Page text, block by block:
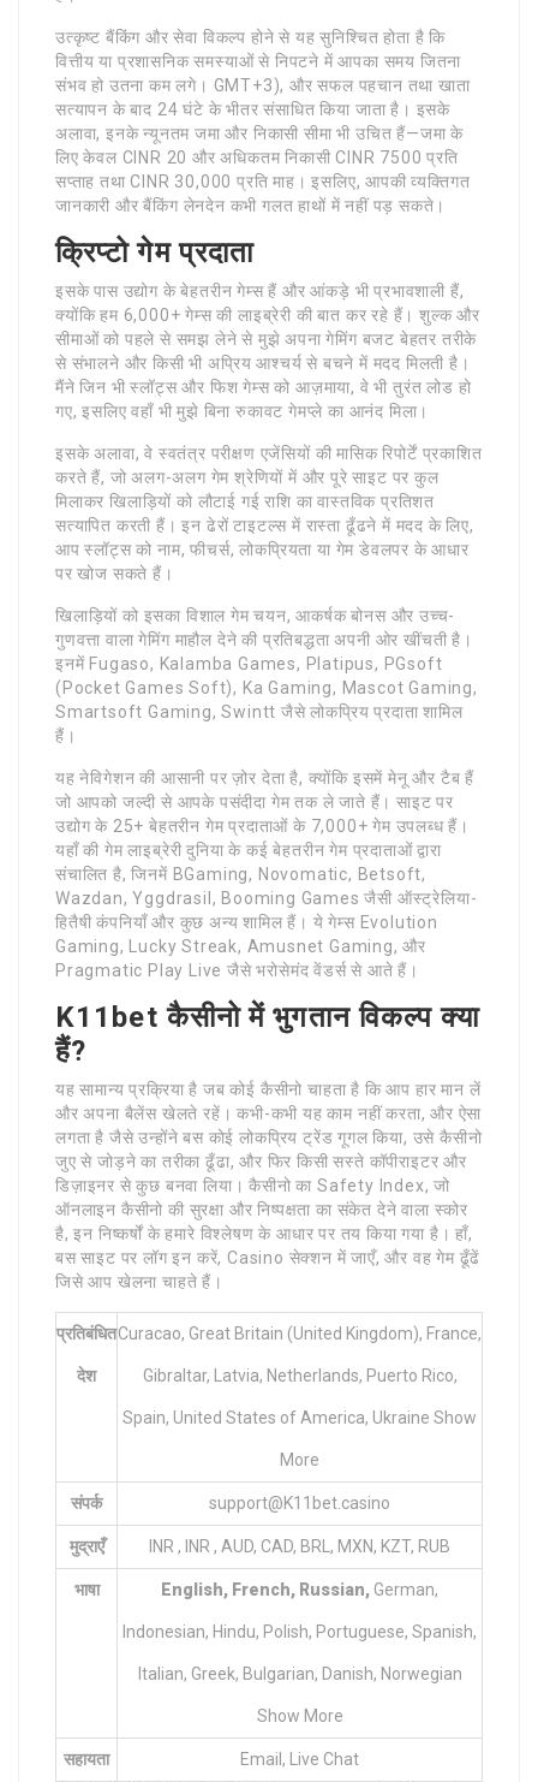
उत्कृष्ट बैंकिंग और सेवा विकल्प होने से यह सुनिश्चित होता है कि
वित्तीय या प्रशासनिक समस्याओं से निपटने में आपका समय जितना
संभव हो उतना कम लगे। GMT+3), और सफल पहचान तथा खाता
सत्यापन के बाद 24 घंटे के भीतर संसाधित किया जाता है। इसके
अलावा, इनके न्यूनतम जमा और निकासी सीमा भी उचित हैं—जमा के
लिए केवल CINR 20 और अधिकतम निकासी CINR 7500 प्रति
सप्ताह तथा CINR 30,000 प्रति माह। इसलिए, आपकी व्यक्तिगत
जानकारी और बैंकिंग लेनदेन कभी गलत हाथों में नहीं पड़ सकते।
क्रिप्टो गेम प्रदाता
इसके पास उद्योग के बेहतरीन गेम्स हैं और आंकड़े भी प्रभावशाली हैं,
क्योंकि हम 6,000+ गेम्स की लाइब्रेरी की बात कर रहे हैं। शुल्क और
सीमाओं को पहले से समझ लेने से मुझे अपना गेमिंग बजट बेहतर तरीके
से संभालने और किसी भी अप्रिय आश्चर्य से बचने में मदद मिलती है।
मैंने जिन भी स्लॉट्स और फिश गेम्स को आज़माया, वे भी तुरंत लोड हो
गए, इसलिए वहाँ भी मुझे बिना रुकावट गेमप्ले का आनंद मिला।
इसके अलावा, वे स्वतंत्र परीक्षण एजेंसियों की मासिक रिपोर्टें प्रकाशित
करते हैं, जो अलग-अलग गेम श्रेणियों में और पूरे साइट पर कुल
मिलाकर खिलाड़ियों को लौटाई गई राशि का वास्तविक प्रतिशत
सत्यापित करती हैं। इन ढेरों टाइटल्स में रास्ता ढूँढने में मदद के लिए,
आप स्लॉट्स को नाम, फीचर्स, लोकप्रियता या गेम डेवलपर के आधार
पर खोज सकते हैं।
खिलाड़ियों को इसका विशाल गेम चयन, आकर्षक बोनस और उच्च-
गुणवत्ता वाला गेमिंग माहौल देने की प्रतिबद्धता अपनी ओर खींचती है।
इनमें Fugaso, Kalamba Games, Platipus, PGsoft
(Pocket Games Soft), Ka Gaming, Mascot Gaming,
Smartsoft Gaming, Swintt जैसे लोकप्रिय प्रदाता शामिल
हैं।
यह नेविगेशन की आसानी पर ज़ोर देता है, क्योंकि इसमें मेनू और टैब हैं
जो आपको जल्दी से आपके पसंदीदा गेम तक ले जाते हैं। साइट पर
उद्योग के 25+ बेहतरीन गेम प्रदाताओं के 7,000+ गेम उपलब्ध हैं।
यहाँ की गेम लाइब्रेरी दुनिया के कई बेहतरीन गेम प्रदाताओं द्वारा
संचालित है, जिनमें BGaming, Novomatic, Betsoft,
Wazdan, Yggdrasil, Booming Games जैसी ऑस्ट्रेलिया-
हितैषी कंपनियाँ और कुछ अन्य शामिल हैं। ये गेम्स Evolution
Gaming, Lucky Streak, Amusnet Gaming, और
Pragmatic Play Live जैसे भरोसेमंद वेंडर्स से आते हैं।
K11bet कैसीनो में भुगतान विकल्प क्या
हैं?
यह सामान्य प्रक्रिया है जब कोई कैसीनो चाहता है कि आप हार मान लें
और अपना बैलेंस खेलते रहें। कभी-कभी यह काम नहीं करता, और ऐसा
लगता है जैसे उन्होंने बस कोई लोकप्रिय ट्रेंड गूगल किया, उसे कैसीनो
जुए से जोड़ने का तरीका ढूँढा, और फिर किसी सस्ते कॉपीराइटर और
डिज़ाइनर से कुछ बनवा लिया। कैसीनो का Safety Index, जो
ऑनलाइन कैसीनो की सुरक्षा और निष्पक्षता का संकेत देने वाला स्कोर
है, इन निष्कर्षों के हमारे विश्लेषण के आधार पर तय किया गया है। हाँ,
बस साइट पर लॉग इन करें, Casino सेक्शन में जाएँ, और वह गेम ढूँढें
जिसे आप खेलना चाहते हैं।
प्रतिबंधित
देश
Curacao, Great Britain (United Kingdom), France,
Gibraltar, Latvia, Netherlands, Puerto Rico,
Spain, United States of America, Ukraine Show
More
संपर्क support@K11bet.casino
मुद्राएँ INR , INR , AUD, CAD, BRL, MXN, KZT, RUB
भाषा English, French, Russian, German,
Indonesian, Hindu, Polish, Portuguese, Spanish,
Italian, Greek, Bulgarian, Danish, Norwegian
Show More
सहायता
Email, Live Chat